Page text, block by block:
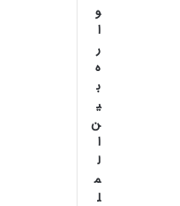
و
ا
ر
ه
ب
ی
ن‌
ا
ل
م
ل